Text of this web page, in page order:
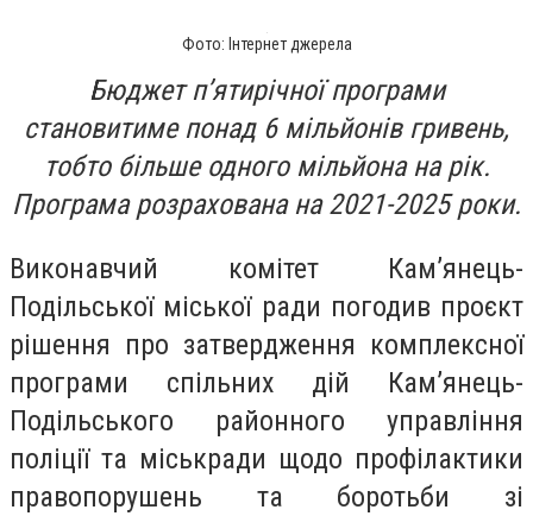
Фото: Інтернет джерела
Бюджет п’ятирічної програми
становитиме понад 6 мільйонів гривень,
тобто більше одного мільйона на рік.
Програма розрахована на 2021-2025 роки.
Виконавчий комітет Кам’янець-
Подільської міської ради погодив проєкт
рішення про затвердження комплексної
програми спільних дій Кам’янець-
Подільського районного управління
поліції та міськради щодо профілактики
правопорушень та боротьби зі